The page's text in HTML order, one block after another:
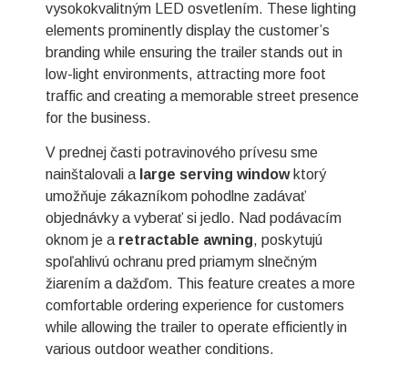
vysokokvalitným LED osvetlením. These lighting
elements prominently display the customer’s
branding while ensuring the trailer stands out in
low-light environments, attracting more foot
traffic and creating a memorable street presence
for the business.
V prednej časti potravinového prívesu sme
nainštalovali a large serving windowktorý
umožňuje zákazníkom pohodlne zadávať
objednávky a vyberať si jedlo. Nad podávacím
oknom je a retractable awning, poskytujú
spoľahlivú ochranu pred priamym slnečným
žiarením a dažďom. This feature creates a more
comfortable ordering experience for customers
while allowing the trailer to operate efficiently in
various outdoor weather conditions.